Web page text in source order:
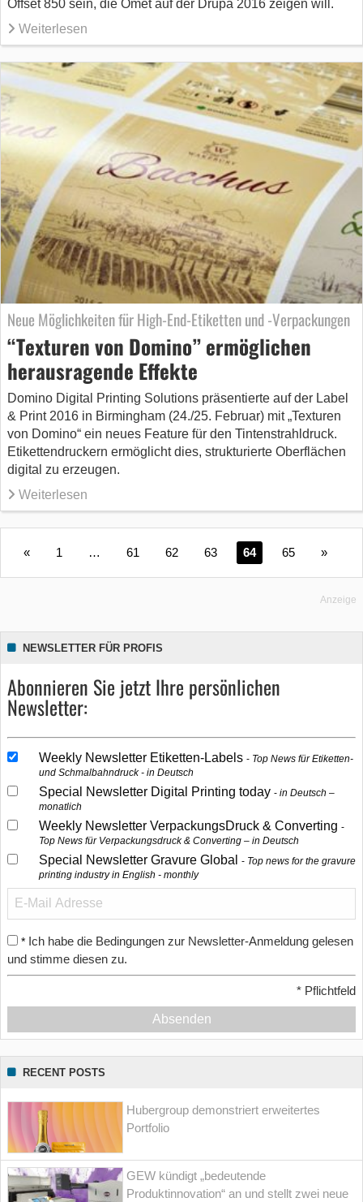
Offset 850 sein, die Omet auf der Drupa 2016 zeigen will.
Weiterlesen
Neue Möglichkeiten für High-End-Etiketten und -Verpackungen
“Texturen von Domino” ermöglichen
herausragende Effekte
Domino Digital Printing Solutions präsentierte auf der Label
& Print 2016 in Birmingham (24./25. Februar) mit „Texturen
von Domino“ ein neues Feature für den Tintenstrahldruck.
Etikettendruckern ermöglicht dies, strukturierte Oberflächen
digital zu erzeugen.
Weiterlesen
« 1 … 61 62 63 64 65 »
Anzeige
NEWSLETTER FÜR PROFIS
Abonnieren Sie jetzt Ihre persönlichen
Newsletter:
Weekly Newsletter Etiketten-Labels
Top News für Etiketten-
und Schmalbahndruck - in Deutsch
Special Newsletter Digital Printing today
in Deutsch –
monatlich
Weekly Newsletter VerpackungsDruck & Converting
Top News für Verpackungsdruck & Converting – in Deutsch
Special Newsletter Gravure Global
Top news for the gravure
printing industry in English - monthly
* Ich habe die Bedingungen zur Newsletter-Anmeldung gelesen
und stimme diesen zu.
* Pflichtfeld
Absenden
RECENT POSTS
Hubergroup demonstriert erweitertes
Portfolio
GEW kündigt „bedeutende
Produktinnovation“ an und stellt zwei neue